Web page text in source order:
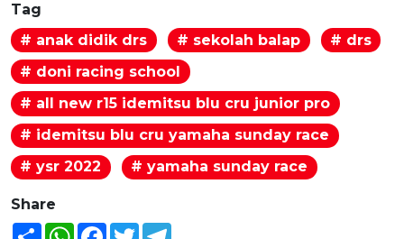
Tag
# anak didik drs
# sekolah balap
# drs
# doni racing school
# all new r15 idemitsu blu cru junior pro
# idemitsu blu cru yamaha sunday race
# ysr 2022
# yamaha sunday race
Share
Share WhatsAppFacebook
Twitter